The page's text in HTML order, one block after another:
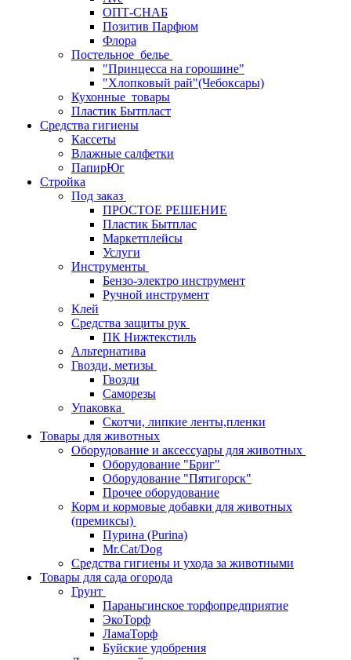
ОПТ-СНАБ
Позитив Парфюм
Флора
Постельное_белье
"Принцесса на горошине"
"Хлопковый рай"(Чебоксары)
Кухонные_товары
Пластик Бытпласт
Средства гигиены
Кассеты
Влажные салфетки
ПапирЮг
Стройка
Под заказ
ПРОСТОЕ РЕШЕНИЕ
Пластик Бытплас
Маркетплейсы
Услуги
Инструменты
Бензо-электро инструмент
Ручной инструмент
Клей
Средства защиты рук
ПК Нижтекстиль
Альтернатива
Гвозди, метизы
Гвозди
Саморезы
Упаковка
Скотчи, липкие ленты,пленки
Товары для животных
Оборудование и аксессуары для животных
Оборудование "Бриг"
Оборудование "Пятигорск"
Прочее оборудование
Корм и кормовые добавки для животных
(премиксы)
Пурина (Purina)
Mr.Cat/Dog
Средства гигиены и ухода за животными
Товары для сада огорода
Грунт
Параньгинское торфопредприятие
ЭкоТорф
ЛамаТорф
Буйские удобрения